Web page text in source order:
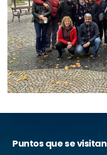
Puntos que se visitan